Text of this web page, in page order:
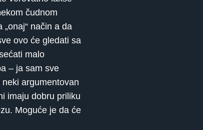
čudnom
način a da
ovo će gledati sa
malo
– ja sam sve
argumentovan
imaju dobru priliku
Moguće je da će